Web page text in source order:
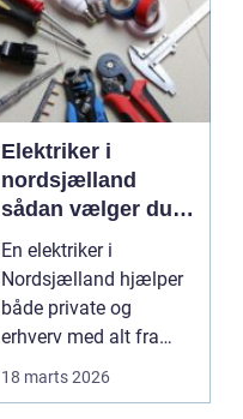
Elektriker i
nordsjælland
sådan vælger du
den rette fagmand
En elektriker i
Nordsjælland hjælper
både private og
erhverv med alt fra
små reparationer til
18 marts 2026